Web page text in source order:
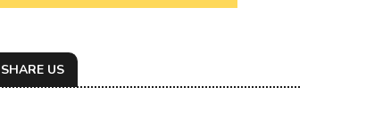
SHARE US